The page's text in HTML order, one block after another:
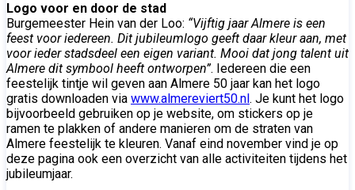
Logo voor en door de stad
Burgemeester Hein van der Loo: “Vijftig jaar Almere is een
feest voor iedereen. Dit jubileumlogo geeft daar kleur aan, met
voor ieder stadsdeel een eigen variant. Mooi dat jong talent uit
Almere dit symbool heeft ontworpen”. Iedereen die een
feestelijk tintje wil geven aan Almere 50 jaar kan het logo
gratis downloaden via www.almereviert50.nl. Je kunt het logo
bijvoorbeeld gebruiken op je website, om stickers op je
ramen te plakken of andere manieren om de straten van
Almere feestelijk te kleuren. Vanaf eind november vind je op
deze pagina ook een overzicht van alle activiteiten tijdens het
jubileumjaar.